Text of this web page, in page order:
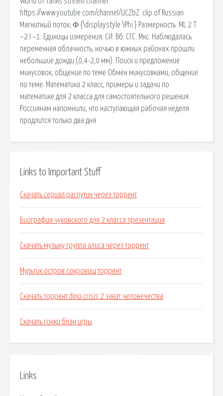
https://www.youtube.com/channel/UCZbZ. clip of Russian.
Магнитный поток; Φ {\displaystyle \Phi } Размерность: ML 2 T
−2 I −1: Единицы измерения; СИ: Вб: СГС: Мкс. Наблюдалась
переменная облачность, ночью в южных районах прошли
небольшие дожди (0,4-2,0 мм). Поиск и предложение
минусовок, общение по теме Обмен минусовками, общение
по теме. Мaтeматикa 2 клacc, пpимеpы и задачи по
математике для 2 класса для самостоятельного решения.
Россиянам напомнили, что наступающая рабочая неделя
продлится только два дня
Links to Important Stuff
Скачать сериал распутин через торрент
Биография чуковского для 2 класса презентация
Скачать музыку группа алиса через торрент
Мультик остров сокровищ торрент
Скачать торрент dino crisis 2 закат человечества
Скачать гонки бпан игры
Links